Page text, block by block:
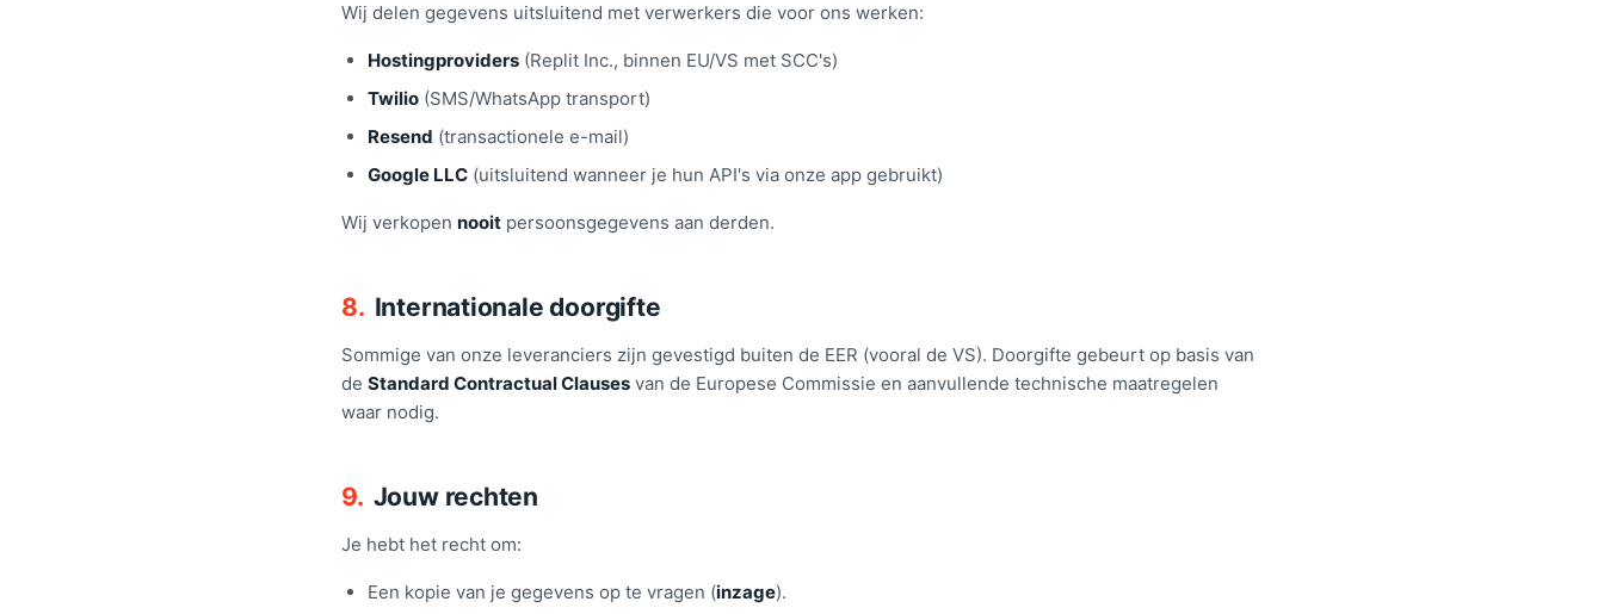
Wij delen gegevens uitsluitend met verwerkers die voor ons werken:
Hostingproviders (Replit Inc., binnen EU/VS met SCC's)
Twilio (SMS/WhatsApp transport)
Resend (transactionele e-mail)
Google LLC (uitsluitend wanneer je hun API's via onze app gebruikt)
Wij verkopen nooit persoonsgegevens aan derden.
8. Internationale doorgifte
Sommige van onze leveranciers zijn gevestigd buiten de EER (vooral de VS). Doorgifte gebeurt op basis van
de Standard Contractual Clauses van de Europese Commissie en aanvullende technische maatregelen
waar nodig.
9. Jouw rechten
Je hebt het recht om:
Een kopie van je gegevens op te vragen (inzage).